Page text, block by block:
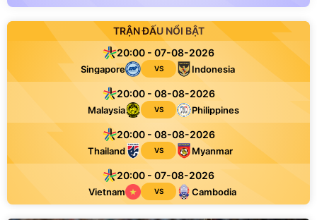
TRẬN ĐẤU NỔI BẬT
20:00 - 07-08-2026
Singapore VS Indonesia
20:00 - 08-08-2026
Malaysia VS Philippines
20:00 - 08-08-2026
Thailand VS Myanmar
20:00 - 07-08-2026
Vietnam VS Cambodia